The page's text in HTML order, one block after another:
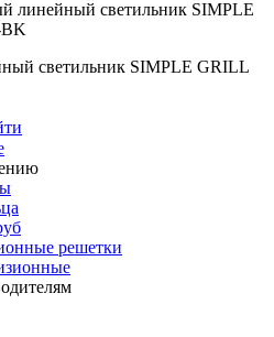
светильник SIMPLE GRILL
решетки